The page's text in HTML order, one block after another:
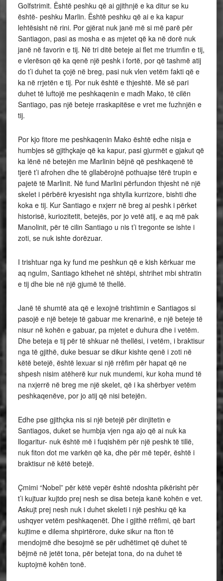
Golfstrimit. Është peshku që ai gjithnjë e ka ditur se ku
është- peshku Marlin. Është peshku që ai e ka kapur
lehtësisht në rini. Por gjërat nuk janë më si më parë për
Santiagon, pasi as mosha e as mjetet që ka në dorë nuk
janë në favorin e tij. Në tri ditë beteje ai flet me triumfin e tij,
e vlerëson që ka qenë një peshk i fortë, por që tashmë atij
do t’i duhet ta çojë në breg, pasi nuk vlen vetëm fakti që e
ka në rrjetën e tij. Por nuk është e thjeshtë. Më së pari
duhet të luftojë me peshkaqenin e madh Mako, të cilën
Santiago, pas një beteje rraskapitëse e vret me fuzhnjën e
tij.
Por kjo fitore me peshkaqenin Mako është edhe nisja e
humbjes së gjithçkaje që ka kapur, pasi gjurmët e gjakut që
ka lënë në betejën me Marlinin bëjnë që peshkaqenë të
tjerë t’i afrohen dhe të gllabërojnë pothuajse tërë trupin e
pajetë të Marlinit. Në fund Marlini përfundon thjesht në një
skelet i përbërë kryesisht nga shtylla kurrizore, bishti dhe
koka e tij. Kur Santiago e nxjerr në breg ai peshk i përket
historisë, kuriozitetit, betejës, por jo vetë atij, e aq më pak
Manolinit, për të cilin Santiago u nis t’i tregonte se ishte i
zoti, se nuk ishte dorëzuar.
I trishtuar nga ky fund me peshkun që e kish kërkuar me
aq ngulm, Santiago kthehet në shtëpi, shtrihet mbi shtratin
e tij dhe bie në një gjumë të thellë.
Janë të shumtë ata që e lexojnë trishtimin e Santiagos si
pasojë e një beteje të gabuar me krenarinë, e një beteje të
nisur në kohën e gabuar, pa mjetet e duhura dhe i vetëm.
Dhe beteja e tij për të shkuar në thellësi, i vetëm, i braktisur
nga të gjithë, duke besuar se dikur kishte qenë i zoti në
këtë betejë, është lexuar si një rrëfim për hapat që ne
shpesh nisim atëherë kur nuk mundemi, kur koha mund të
na nxjerrë në breg me një skelet, që i ka shërbyer vetëm
peshkaqenëve, por jo atij që nisi betejën.
Edhe pse gjithçka nis si një betejë për dinjitetin e
Santiagos, duket se humbja vjen nga ajo që ai nuk ka
llogaritur- nuk është më i fuqishëm për një peshk të tillë,
nuk fiton dot me varkën që ka, dhe për më tepër, është i
braktisur në këtë betejë.
Çmimi “Nobel” për këtë vepër është ndoshta pikërisht për
t’i kujtuar kujtdo prej nesh se disa beteja kanë kohën e vet.
Askujt prej nesh nuk i duhet skeleti i një peshku që ka
ushqyer vetëm peshkaqenët. Dhe i gjithë rrëfimi, që bart
kujtime e dilema shpirtërore, duke sikur na fton të
mendojmë dhe besojmë se për udhëtimet që duhet të
bëjmë në jetët tona, për betejat tona, do na duhet të
kuptojmë kohën tonë.